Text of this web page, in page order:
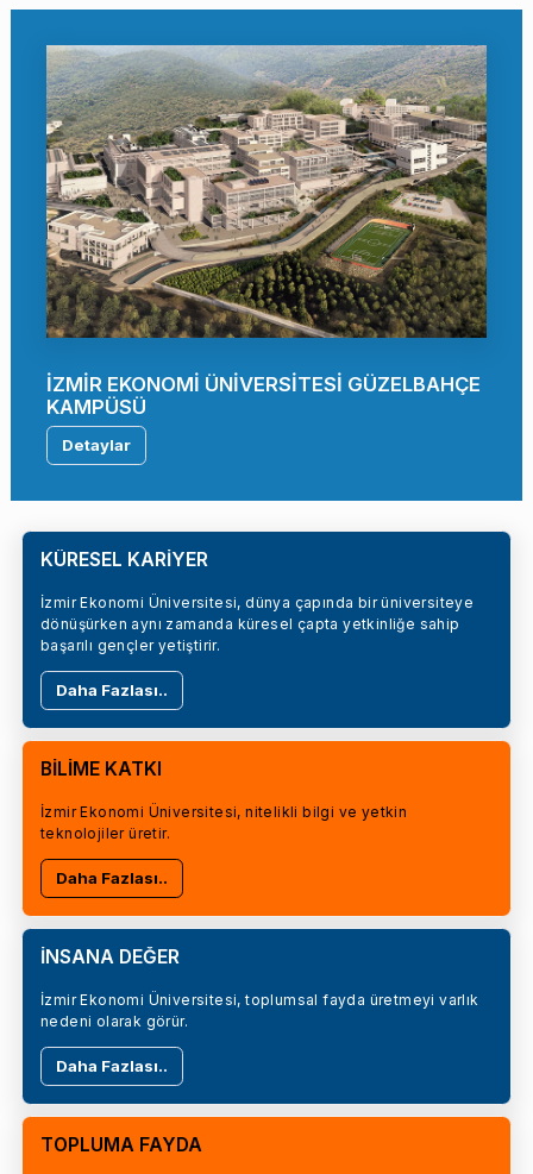
İZMİR EKONOMİ ÜNİVERSİTESİ GÜZELBAHÇE
KAMPÜSÜ
Detaylar
KÜRESEL KARİYER
İzmir Ekonomi Üniversitesi, dünya çapında bir üniversiteye
dönüşürken aynı zamanda küresel çapta yetkinliğe sahip
başarılı gençler yetiştirir.
Daha Fazlası..
BİLİME KATKI
İzmir Ekonomi Üniversitesi, nitelikli bilgi ve yetkin
teknolojiler üretir.
Daha Fazlası..
İNSANA DEĞER
İzmir Ekonomi Üniversitesi, toplumsal fayda üretmeyi varlık
nedeni olarak görür.
Daha Fazlası..
TOPLUMA FAYDA